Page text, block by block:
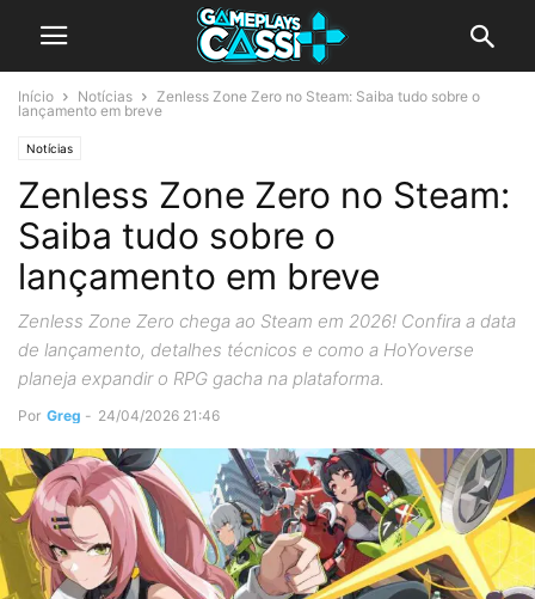
Início Notícias
Zenless Zone Zero no Steam: Saiba tudo sobre o
lançamento em breve
Notícias
Zenless Zone Zero no Steam:
Saiba tudo sobre o
lançamento em breve
Zenless Zone Zero chega ao Steam em 2026! Confira a data
de lançamento, detalhes técnicos e como a HoYoverse
planeja expandir o RPG gacha na plataforma.
Por Greg - 24/04/2026 21:46